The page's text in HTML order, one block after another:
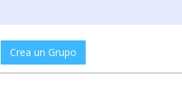
Crea un Grupo